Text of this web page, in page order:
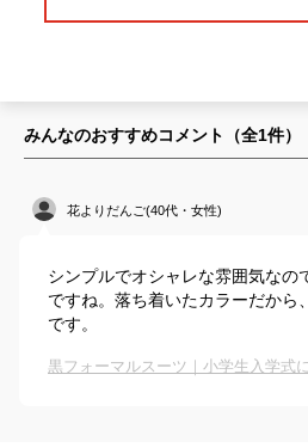
みんなのおすすめコメント（全1件）
花よりだんご(40代・女性)
シンプルでオシャレな雰囲気なの
ですね。落ち着いたカラーだから
です。